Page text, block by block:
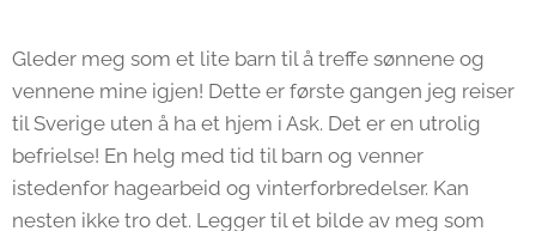
Gleder meg som et lite barn til å treffe sønnene og
vennene mine igjen! Dette er første gangen jeg reiser
til Sverige uten å ha et hjem i Ask. Det er en utrolig
befrielse! En helg med tid til barn og venner
istedenfor hagearbeid og vinterforbredelser. Kan
nesten ikke tro det. Legger til et bilde av meg som